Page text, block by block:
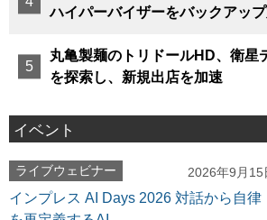
ハイパーバイザーをバックアッ
丸亀製麺のトリドールHD、衛星
を探索し、新規出店を加速
イベント
ライブウェビナー 2026年9月
インプレス AI Days 2026 対話から自